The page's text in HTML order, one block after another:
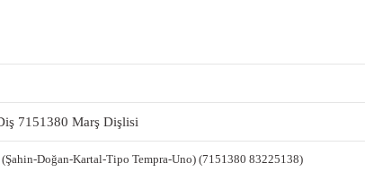
7151380 Marş Dişlisi
Doğan-Kartal-Tipo Tempra-Uno) (7151380 83225138)